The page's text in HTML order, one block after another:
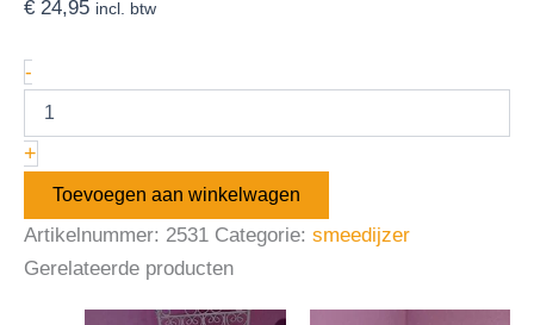
€ 24,95 incl. btw
-
+
Toevoegen aan winkelwagen
Artikelnummer: 2531 Categorie: smeedijzer
Gerelateerde producten